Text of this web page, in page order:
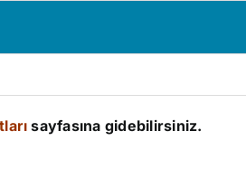
sayfasına gidebilirsiniz.